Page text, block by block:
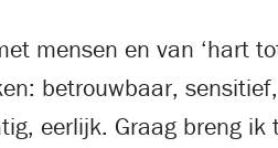
mensen en van ‘hart
betrouwbaar,
eerlijk. Graag breng ik